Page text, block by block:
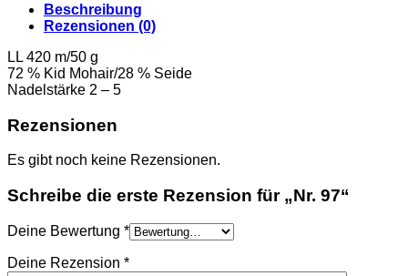
Beschreibung
Rezensionen (0)
LL 420 m/50 g
72 % Kid Mohair/28 % Seide
Nadelstärke 2 – 5
Rezensionen
Es gibt noch keine Rezensionen.
Schreibe die erste Rezension für „Nr. 97“
Deine Bewertung *
Deine Rezension *